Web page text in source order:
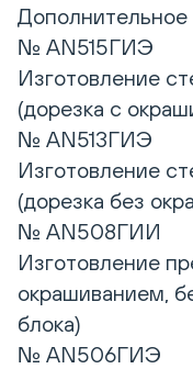
Дополнительное
№ AN515ГИЭ
Изготовление
(дорезка с
№ AN513ГИЭ
Изготовление
(дорезка без
№ AN508ГИИ
Изготовление
окрашиванием,
блока)
№ AN506ГИЭ